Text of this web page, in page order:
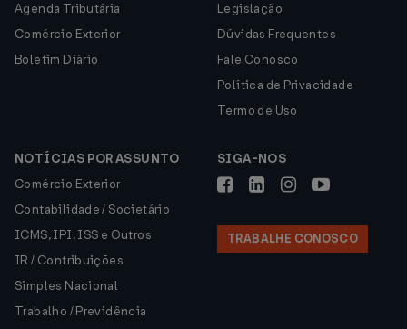
Agenda Tributária
Comércio Exterior
Boletim Diário
Legislação
Dúvidas Frequentes
Fale Conosco
Política de Privacidade
Termo de Uso
NOTÍCIAS POR ASSUNTO
Comércio Exterior
Contabilidade / Societário
ICMS, IPI, ISS e Outros
IR / Contribuições
Simples Nacional
Trabalho / Previdência
SIGA-NOS
TRABALHE CONOSCO